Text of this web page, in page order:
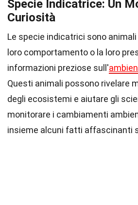
Specie Indicatrice: Un
Curiosità
Le specie indicatrici sono
loro comportamento o la loro
informazioni preziose sull'
Questi animali possono rivelare
degli ecosistemi e aiutare gli
monitorare i cambiamenti
insieme alcuni fatti affascinanti